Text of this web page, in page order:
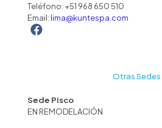
Teléfono: +51 968 650 510
Email:lima@kuntespa.com
Otras Sedes
Sede Pisco
EN REMODELACIÓN